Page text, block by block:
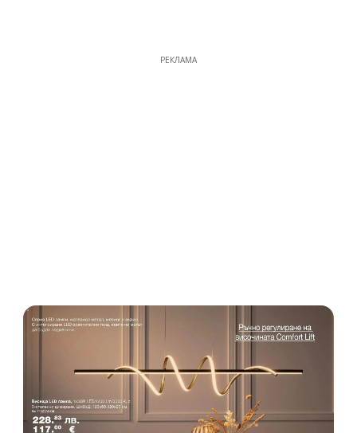
РЕКЛАМА